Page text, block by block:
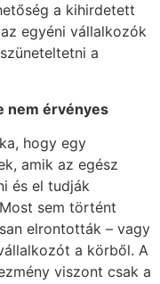
a kihirdetett
egyéni vállalkozók
a
nem érvényes
hogy egy
amik az egész
és el tudják
sem történt
elrontották – vagy
a körből. A
viszont csak a